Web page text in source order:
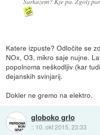
Katere izpuste? Odločite se
NOx, O3, mikro saje nujne.
popolnoma neškodljiv (kar
dejanskih svinjarij.
Dokler ne gremo na elektro.
globoko grlo
:: 10. okt 2015, 23:33